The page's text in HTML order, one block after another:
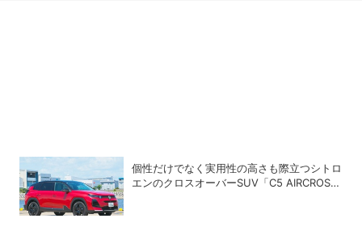
個性だけでなく実用性の高さも際立つシトロ
エンのクロスオーバーSUV「C5 AIRCROSS